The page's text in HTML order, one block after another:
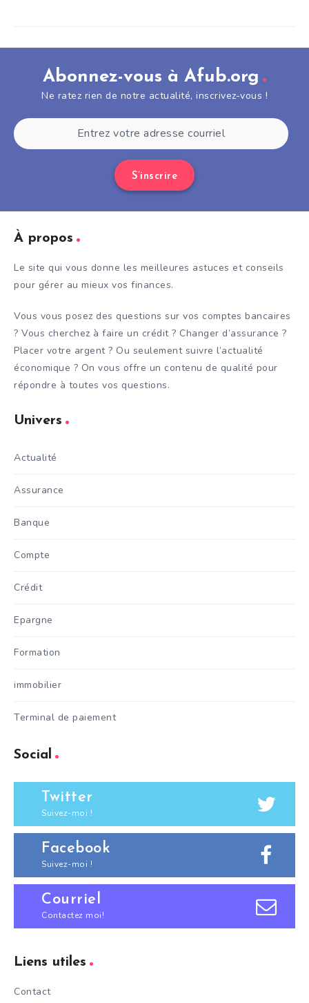
Abonnez-vous à Afub.org
Ne ratez rien de notre actualité, inscrivez-vous !
S’inscrire
À propos
Le site qui vous donne les meilleures astuces et conseils
pour gérer au mieux vos finances.
Vous vous posez des questions sur vos comptes bancaires
? Vous cherchez à faire un crédit ? Changer d’assurance ?
Placer votre argent ? Ou seulement suivre l’actualité
économique ? On vous offre un contenu de qualité pour
répondre à toutes vos questions.
Univers
Actualité
Assurance
Banque
Compte
Crédit
Epargne
Formation
immobilier
Terminal de paiement
Social
Twitter
Suivez-moi !
Facebook
Suivez-moi !
Courriel
Contactez moi!
Liens utiles
Contact